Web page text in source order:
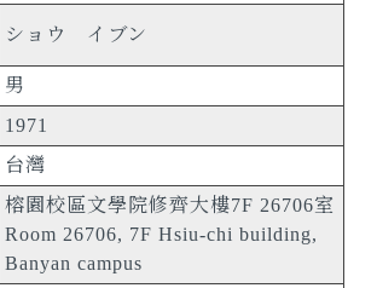
ショウ イブン
男
1971
台灣
榕園校區文學院修齊大樓7F 26706室
Room 26706, 7F Hsiu-chi building,
Banyan campus